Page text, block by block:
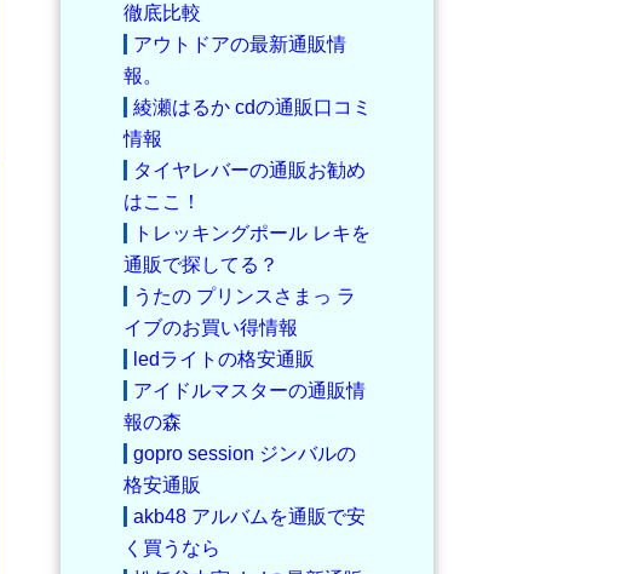
徹底比較
アウトドアの最新通販情
報。
綾瀬はるか cdの通販口コミ
情報
タイヤレバーの通販お勧め
はここ！
トレッキングポール レキを
通販で探してる？
うたの プリンスさまっ ラ
イブのお買い得情報
ledライトの格安通販
アイドルマスターの通販情
報の森
gopro session ジンバルの
格安通販
akb48 アルバムを通販で安
く買うなら